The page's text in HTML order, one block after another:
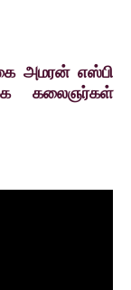
அமரன் எஸ்பி
கலைஞர்கள்